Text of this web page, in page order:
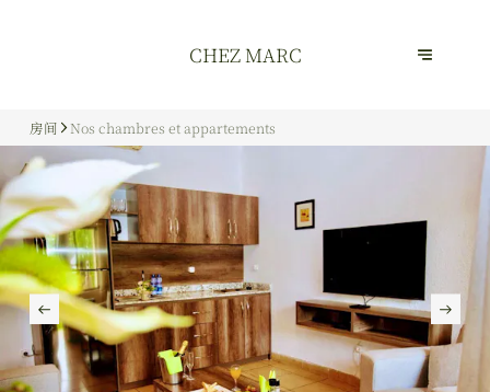
CHEZ MARC
房间 Nos chambres et appartements